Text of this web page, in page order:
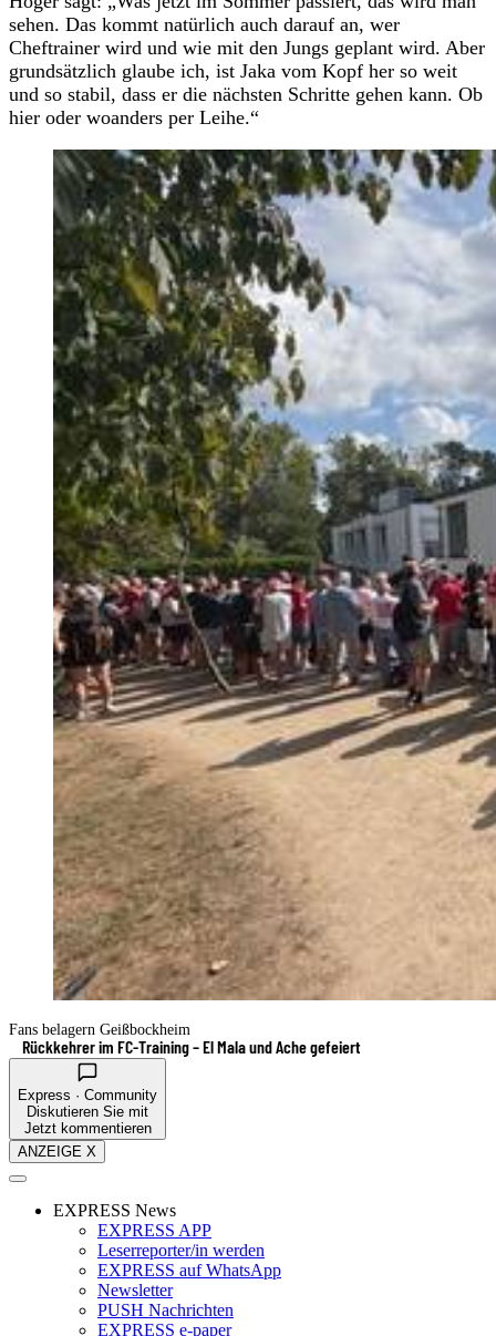
sehen. Das kommt natürlich auch darauf an, wer
Cheftrainer wird und wie mit den Jungs geplant wird. Aber
grundsätzlich glaube ich, ist Jaka vom Kopf her so weit
und so stabil, dass er die nächsten Schritte gehen kann. Ob
hier oder woanders per Leihe.“
Fans belagern Geißbockheim
Rückkehrer im FC-Training – El Mala und Ache gefeiert
Express · Community
Diskutieren Sie mit
Jetzt kommentieren
ANZEIGE X
EXPRESS News
EXPRESS APP
Leserreporter/in werden
EXPRESS auf WhatsApp
Newsletter
PUSH Nachrichten
EXPRESS e-paper